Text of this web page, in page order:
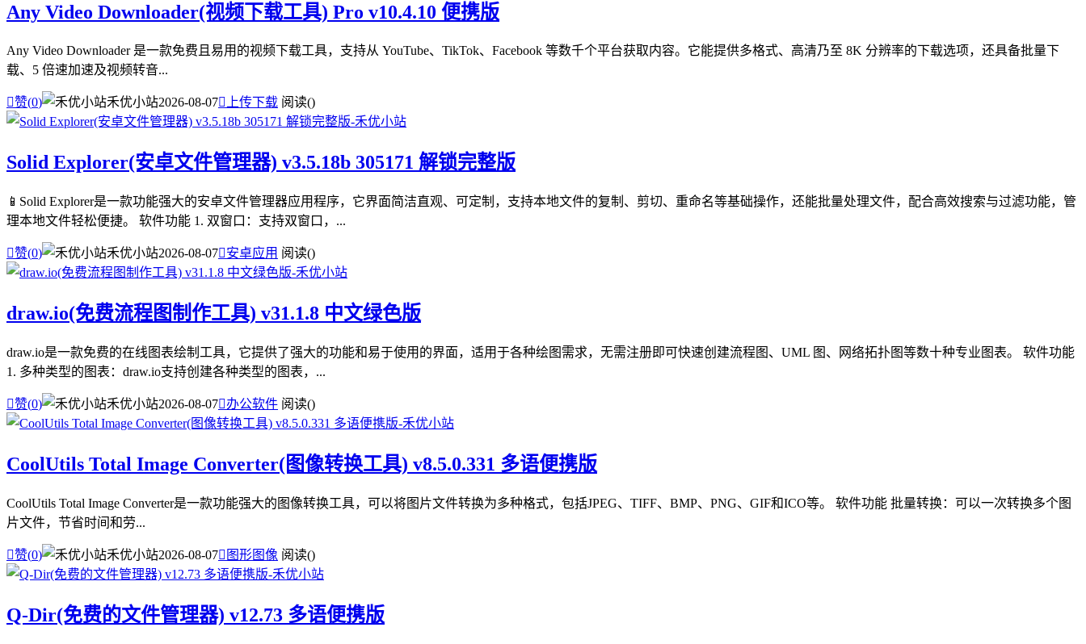
Any Video Downloader(视频下载工具) Pro v10.4.10 便携版
Any Video Downloader 是一款免费且易用的视频下载工具，支持从 YouTube、TikTok、Facebook 等数千个平台获取内容。它能提供多格式、高清乃至 8K 分辨率的下载选项，还具备批量下
载、5 倍速加速及视频转音...
赞(0) 禾优小站2026-08-07上传下载 阅读()
Solid Explorer(安卓文件管理器) v3.5.18b 305171 解锁完整版
📱Solid Explorer是一款功能强大的安卓文件管理器应用程序，它界面简洁直观、可定制，支持本地文件的复制、剪切、重命名等基础操作，还能批量处理文件，配合高效搜索与过滤功能，管
理本地文件轻松便捷。 软件功能 1. 双窗口：支持双窗口，...
赞(0) 禾优小站2026-08-07安卓应用 阅读()
draw.io(免费流程图制作工具) v31.1.8 中文绿色版
draw.io是一款免费的在线图表绘制工具，它提供了强大的功能和易于使用的界面，适用于各种绘图需求，无需注册即可快速创建流程图、UML 图、网络拓扑图等数十种专业图表。 软件功能
1. 多种类型的图表：draw.io支持创建各种类型的图表，...
赞(0) 禾优小站2026-08-07办公软件 阅读()
CoolUtils Total Image Converter(图像转换工具) v8.5.0.331 多语便携版
CoolUtils Total Image Converter是一款功能强大的图像转换工具，可以将图片文件转换为多种格式，包括JPEG、TIFF、BMP、PNG、GIF和ICO等。 软件功能 批量转换：可以一次转换多个图
片文件，节省时间和劳...
赞(0) 禾优小站2026-08-07 图形图像 阅读()
Q-Dir(免费的文件管理器) v12.73 多语便携版